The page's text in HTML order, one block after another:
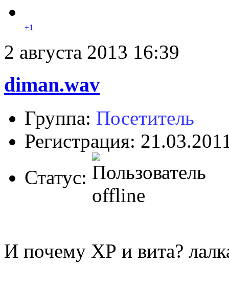
+1
2 августа 2013 16:39
diman.wav
Группа: Посетитель
Регистрация:
Статус:
И почему ХР и вита?